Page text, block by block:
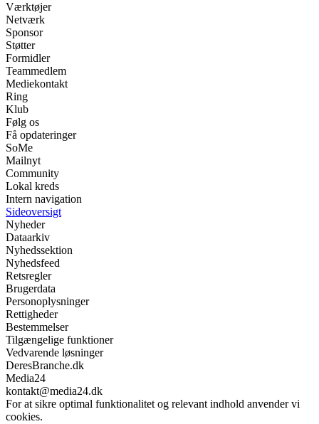
Værktøjer
Netværk
Sponsor
Støtter
Formidler
Teammedlem
Mediekontakt
Ring
Klub
Følg os
Få opdateringer
SoMe
Mailnyt
Community
Lokal kreds
Intern navigation
Sideoversigt
Nyheder
Dataarkiv
Nyhedssektion
Nyhedsfeed
Retsregler
Brugerdata
Personoplysninger
Rettigheder
Bestemmelser
Tilgængelige funktioner
Vedvarende løsninger
DeresBranche.dk
Media24
kontakt@media24.dk
For at sikre optimal funktionalitet og relevant indhold anvender vi
cookies.